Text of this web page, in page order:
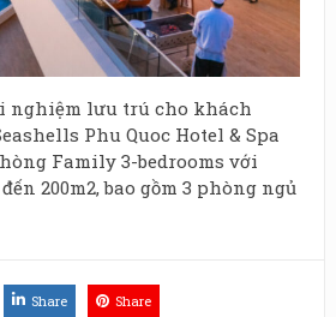
nghiệm lưu trú cho khách
Phu Quoc Hotel & Spa
Family 3-bedrooms với
200m2, bao gồm 3 phòng ngủ
Share Share